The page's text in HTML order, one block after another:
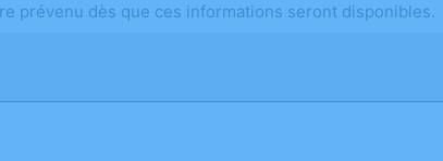
prévenu dès que ces informations seront disponibles.